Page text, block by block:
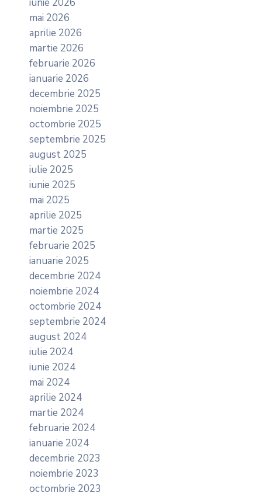
mai 2026
aprilie 2026
martie 2026
februarie 2026
ianuarie 2026
decembrie 2025
noiembrie 2025
octombrie 2025
septembrie 2025
august 2025
iulie 2025
iunie 2025
mai 2025
aprilie 2025
martie 2025
februarie 2025
ianuarie 2025
decembrie 2024
noiembrie 2024
octombrie 2024
septembrie 2024
august 2024
iulie 2024
iunie 2024
mai 2024
aprilie 2024
martie 2024
februarie 2024
ianuarie 2024
decembrie 2023
noiembrie 2023
octombrie 2023